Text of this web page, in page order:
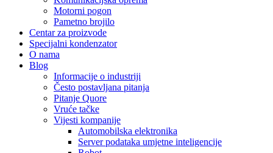
Motorni pogon
Pametno brojilo
Centar za proizvode
Specijalni kondenzator
O nama
Blog
Informacije o industriji
Često postavljana pitanja
Pitanje Quore
Vruće tačke
Vijesti kompanije
Automobilska elektronika
Server podataka umjetne inteligencije